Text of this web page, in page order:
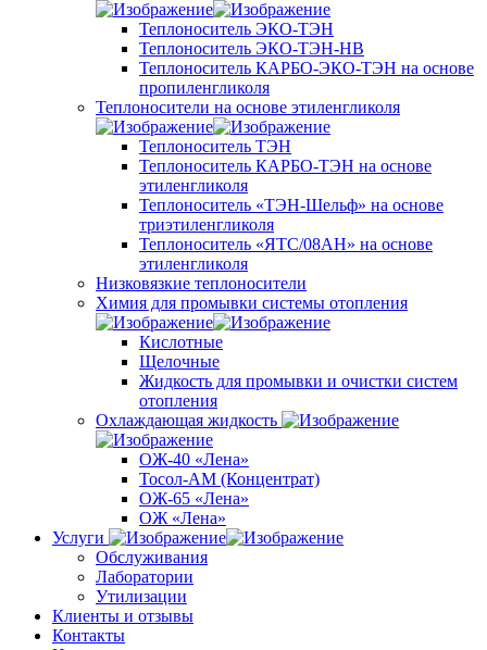
Теплоноситель ЭКО-ТЭН
Теплоноситель ЭКО-ТЭН-НВ
Теплоноситель КАРБО-ЭКО-ТЭН на основе
пропиленгликоля
Теплоносители на основе этиленгликоля
Теплоноситель ТЭН
Теплоноситель КАРБО-ТЭН на основе
этиленгликоля
Теплоноситель «ТЭН-Шельф» на основе
триэтиленгликоля
Теплоноситель «ЯТС/08АН» на основе
этиленгликоля
Низковязкие теплоносители
Химия для промывки системы отопления
Кислотные
Щелочные
Жидкость для промывки и очистки систем
отопления
Охлаждающая жидкость
ОЖ-40 «Лена»
Тосол-АМ (Концентрат)
ОЖ-65 «Лена»
ОЖ «Лена»
Услуги
Обслуживания
Лаборатории
Утилизации
Клиенты и отзывы
Контакты